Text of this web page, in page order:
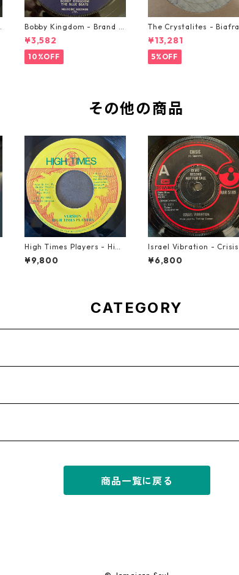
Bobby Kingdom - Brand N
ew Automobile【7-2088
9】
¥3,582
10%OFF
The Crystalites - Biafra
【7-21293】
¥13,281
5%OFF
その他の商品
High Times Players - High
Times Theme【7-21926】
¥9,800
Israel Vibration - Crisis
【7-21895】
¥6,800
CATEGORY
商品一覧に戻る